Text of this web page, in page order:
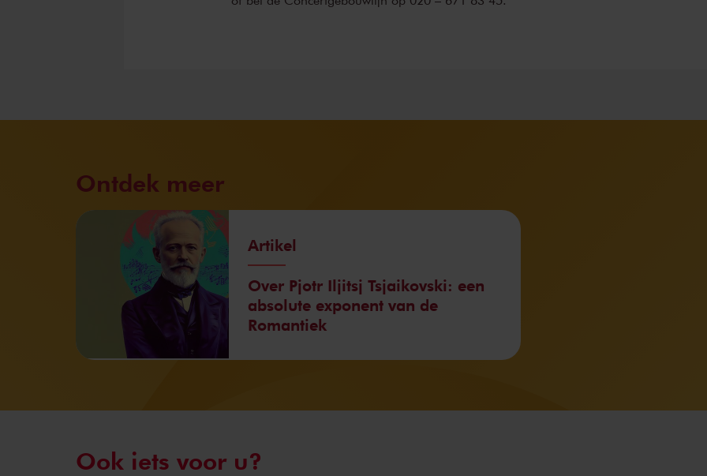
Ontdek meer
Artikel
Over Pjotr Iljitsj Tsjaikovski: een
absolute exponent van de
Romantiek
Ook iets voor u?